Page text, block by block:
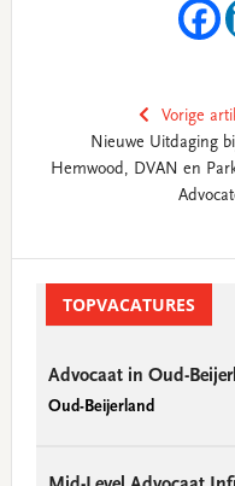
Vorige
Nieuwe Uitdaging
Hemwood, DVAN en
SidebarTOPVACATURES
Advocaat in Oud-
Oud-Beijerland